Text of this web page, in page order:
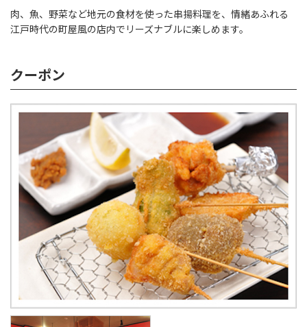
肉、魚、野菜など地元の食材を使った串揚料理を、情緒あふれる
江戸時代の町屋風の店内でリーズナブルに楽しめます。
クーポン